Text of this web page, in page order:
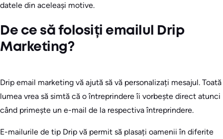
datele din aceleași motive.
De ce să folosiți emailul Drip
Marketing?
Drip email marketing vă ajută să vă personalizați mesajul. Toată
lumea vrea să simtă că o întreprindere îi vorbește direct atunci
când primește un e-mail de la respectiva întreprindere.
E-mailurile de tip Drip vă permit să plasați oamenii în diferite